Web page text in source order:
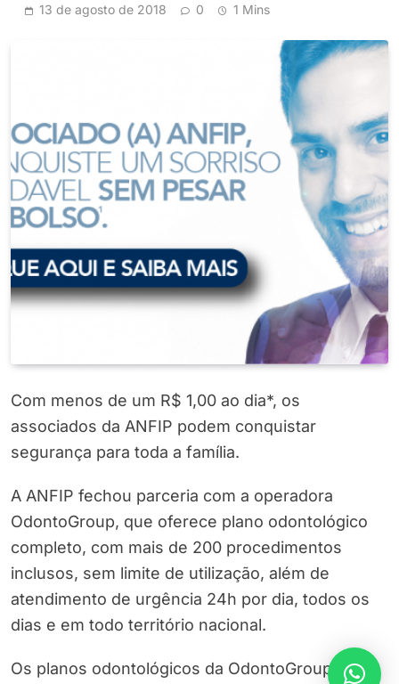
13 de agosto de 2018 0 1 Mins
Com menos de um R$ 1,00 ao dia*, os
associados da ANFIP podem conquistar
segurança para toda a família.
A ANFIP fechou parceria com a operadora
OdontoGroup, que oferece plano odontológico
completo, com mais de 200 procedimentos
inclusos, sem limite de utilização, além de
atendimento de urgência 24h por dia, todos os
dias e em todo território nacional.
Os planos odontológicos da OdontoGroup ainda